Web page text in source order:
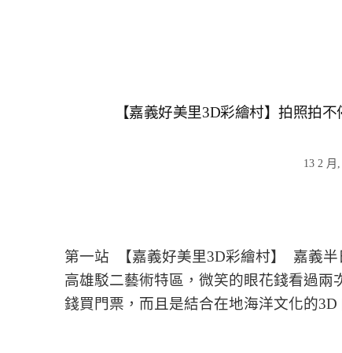
【嘉義好美里3D彩繪村】拍照拍
13 2 月
第一站 【嘉義好美里3D彩繪村】 嘉義
高雄駁二藝術特區，微笑的眼花錢看過
錢買門票，而且是結合在地海洋文化的